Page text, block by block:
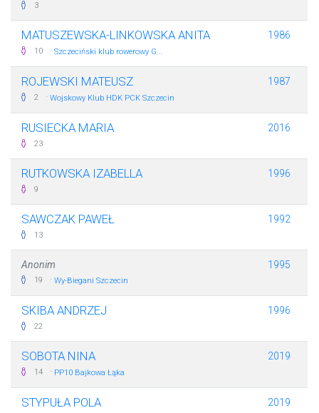
3
MATUSZEWSKA-LINKOWSKA ANITA
10 · Szczeciński klub rowerowy G...
1986
ROJEWSKI MATEUSZ
2 · Wojskowy Klub HDK PCK Szczecin
1987
RUSIECKA MARIA
23
2016
RUTKOWSKA IZABELLA
9
1996
SAWCZAK PAWEŁ
13
1992
Anonim
19 · Wy-Biegani Szczecin
1995
SKIBA ANDRZEJ
22
1996
SOBOTA NINA
14 · PP10 Bajkowa Łąka
2019
STYPUŁA POLA 2019